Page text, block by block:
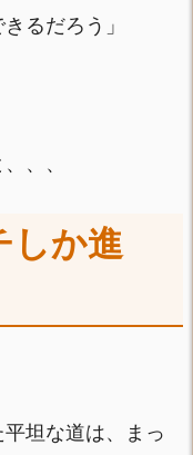
るだろう」
、、
しか進
坦な道は、まっ